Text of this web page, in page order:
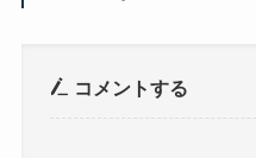
コメントする